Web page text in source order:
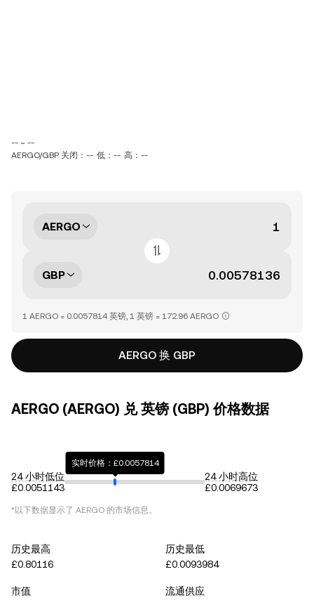
-- ~ --
AERGO/GBP 关闭：-- 低：-- 高：--
AERGO
GBP
1 AERGO = 0.0057814 英镑, 1 英镑 = 172.96 AERGO
AERGO 换 GBP
AERGO (AERGO) 兑 英镑 (GBP) 价格数据
24 小时低位
£0.0051143
实时价格：£0.0057814
24 小时高位
£0.0069673
*以下数据显示了 AERGO 的市场信息。
历史最高
£0.80116
历史最低
£0.0093984
市值
流通供应